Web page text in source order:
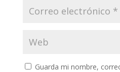
Guarda mi nombre,